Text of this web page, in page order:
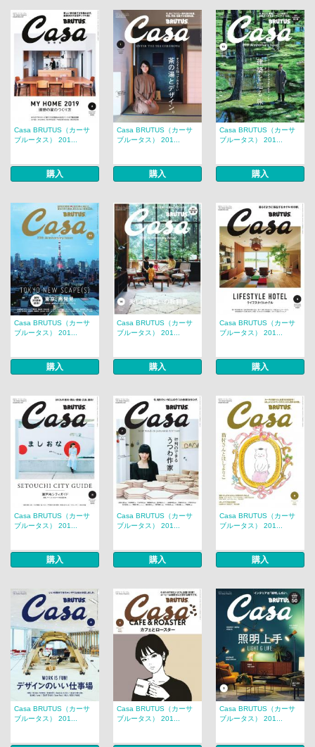
Casa BRUTUS（カーサ
ブルータス） 201...
購入
Casa BRUTUS（カーサ
ブルータス） 201...
購入
Casa BRUTUS（カーサ
ブルータス） 201...
購入
Casa BRUTUS（カーサ
ブルータス） 201...
購入
Casa BRUTUS（カーサ
ブルータス） 201...
購入
Casa BRUTUS（カーサ
ブルータス） 201...
購入
Casa BRUTUS（カーサ
ブルータス） 201...
購入
Casa BRUTUS（カーサ
ブルータス） 201...
購入
Casa BRUTUS（カーサ
ブルータス） 201...
購入
Casa BRUTUS（カーサ
ブルータス） 201...
Casa BRUTUS（カーサ
ブルータス） 201...
Casa BRUTUS（カーサ
ブルータス） 201...